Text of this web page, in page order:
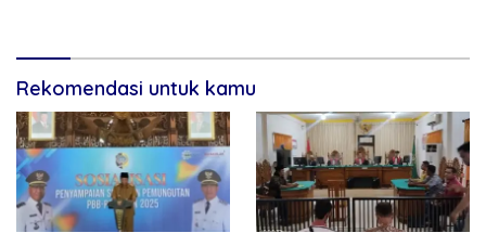
Rekomendasi untuk kamu